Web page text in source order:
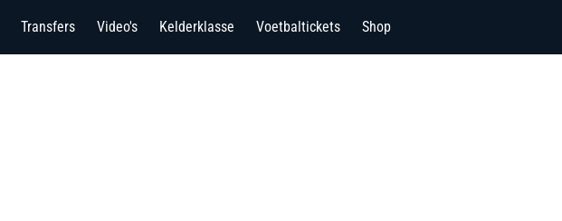
Transfers Video's Kelderklasse Voetbaltickets Shop